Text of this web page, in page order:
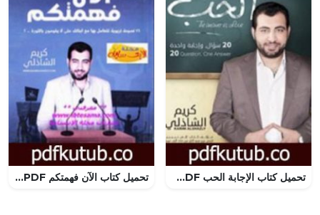
تحميل كتاب الإجابة الحب PDF تأليف كريم الشاذلي مجانا [كامل] تحميل كتاب الآن فهمتكم PDF تأليف كريم الشاذلي مجانا [كامل]